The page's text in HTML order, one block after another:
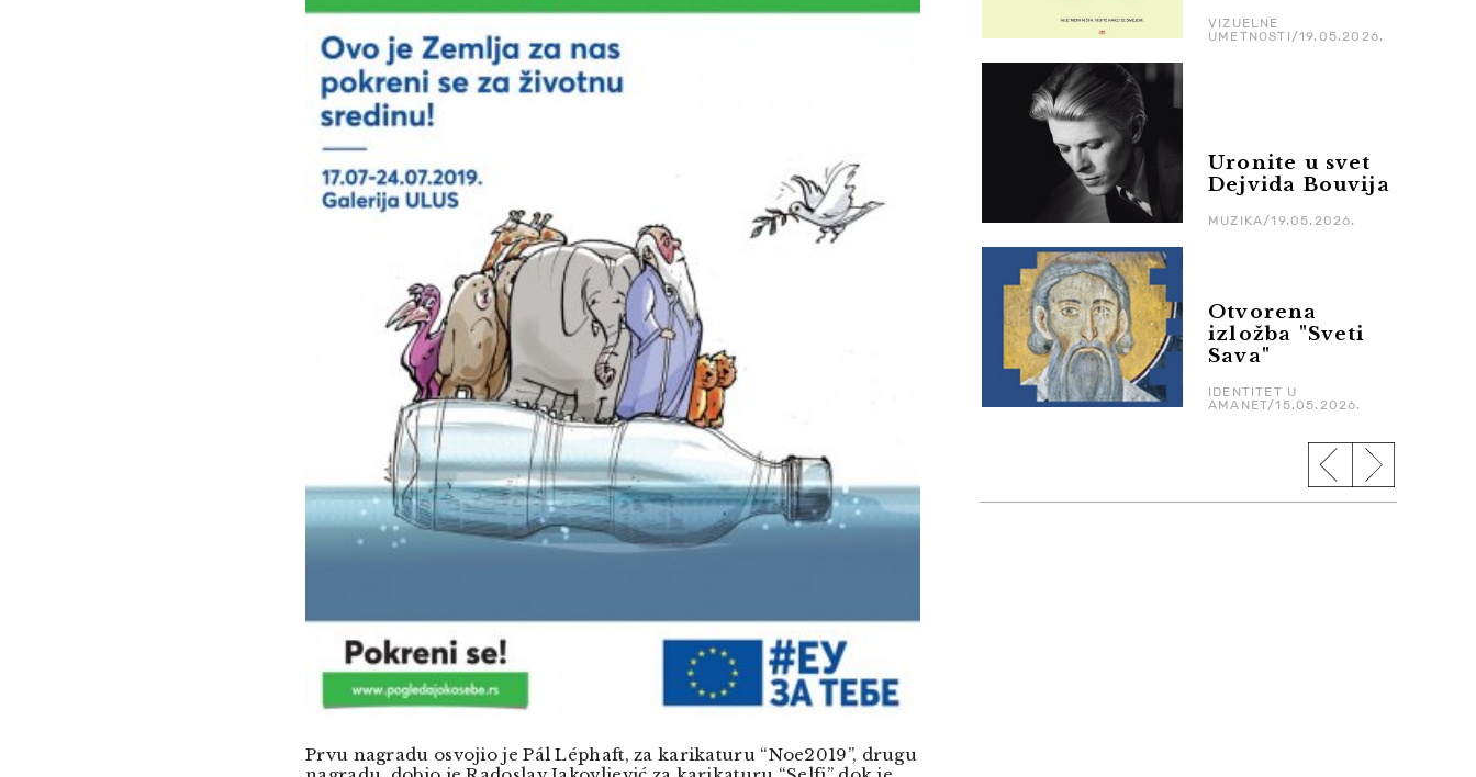
Prvu nagradu osvojio je Pál Léphaft, za karikaturu “Noe2019”, drugu
VIZUELNE
UMETNOSTI/19.05.2026.
Uronite u svet
Dejvida Bouvija
MUZIKA/19.05.2026.
Otvorena
izložba "Sveti
Sava"
IDENTITET U
AMANET/15.05.2026.